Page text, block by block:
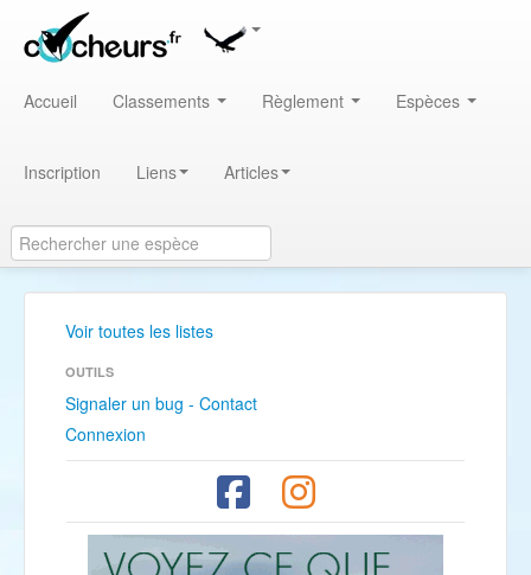
Accueil Classements Règlement Espèces
Inscription Liens Articles
Voir toutes les listes
OUTILS
Signaler un bug - Contact
Connexion